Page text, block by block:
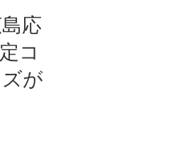
応
コ
が